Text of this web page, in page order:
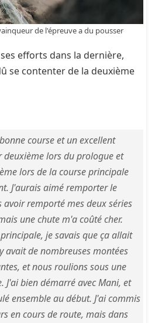
de l'épreuve a du pousser
efforts dans la dernière,
se contenter de la deuxième
course et un excellent
deuxième lors du prologue et
lors de la course principale
J'aurais aimé remporter le
remporté mes deux séries
une chute m'a coûté cher.
je savais que ça allait
avait de nombreuses montées
et nous roulions sous une
J'ai bien démarré avec Mani, et
ensemble au début. J'ai commis
en cours de route, mais dans